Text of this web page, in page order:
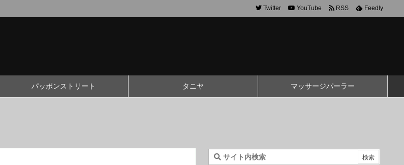
パッポンストリート タニヤ マッサージパーラー
Twitter YouTube RSS Feedly